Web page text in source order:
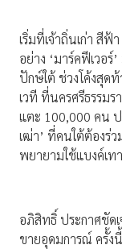
เริ่มที่เจ้าถิ่นเก่า สี
อย่าง ‘มาร์คฟีเวอ
ปักษ์ใต้ ช่วงโค้งสุด
เวที ที่นครศรีธรรม
แตะ 100,000 คน
เฒ่า’ ที่คนใต้ต้องร่
พยายามใช้แบงค์เท
อภิสิทธิ์ ประกาศชัด
ขายอุดมการณ์ ครั้ง